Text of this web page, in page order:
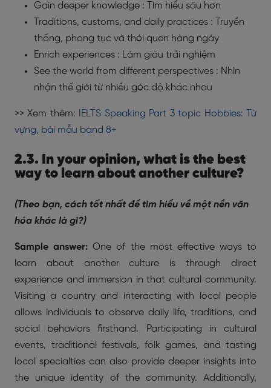
Gain deeper knowledge : Tìm hiểu sâu hơn
Traditions, customs, and daily practices : Truyền
thống, phong tục và thói quen hàng ngày
Enrich experiences : Làm giàu trải nghiệm
See the world from different perspectives : Nhìn
nhận thế giới từ nhiều góc độ khác nhau
>> Xem thêm:
IELTS Speaking Part 3 topic Hobbies: Từ
vựng, bài mẫu band 8+
2.3. In your opinion, what is the best
way to learn about another culture?
(Theo bạn, cách tốt nhất để tìm hiểu về một nền văn
hóa khác là gì?)
Sample answer: One of the most effective ways to
learn about another culture is through direct
experience and immersion in that cultural community.
Visiting a country and interacting with local people
allows individuals to observe daily life, traditions, and
social behaviors firsthand. Participating in cultural
events, traditional festivals, folk games, and tasting
local specialties can also provide deeper insights into
the unique identity of the community. Additionally,